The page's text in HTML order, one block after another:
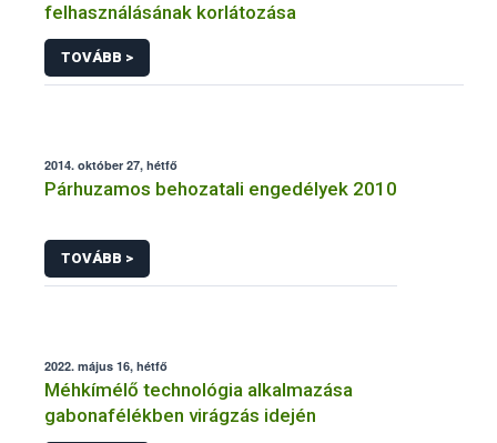
felhasználásának korlátozása
TOVÁBB >
2014. október 27, hétfő
Párhuzamos behozatali engedélyek 2010
TOVÁBB >
2022. május 16, hétfő
Méhkímélő technológia alkalmazása
gabonafélékben virágzás idején